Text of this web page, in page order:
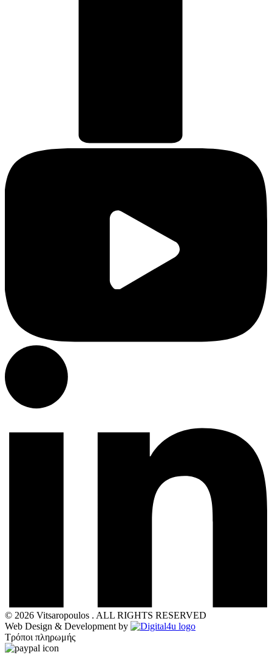
© 2026 Vitsaropoulos . ALL RIGHTS RESERVED
Web Design & Development by
Τρόποι πληρωμής